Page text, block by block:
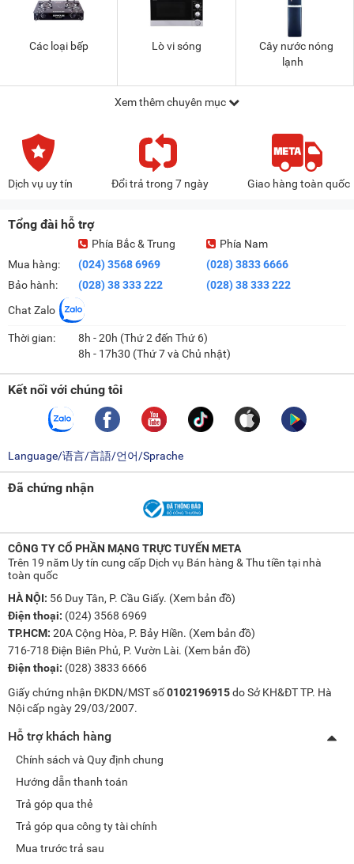
Các loại bếp Lò vi sóng
Cây nước nóng
lạnh
Xem thêm chuyên mục
Dịch vụ uy tín Đổi trả trong 7 ngày Giao hàng toàn quốc
Tổng đài hỗ trợ
Mua hàng:
Bảo hành:
Phía Bắc & Trung
(024) 3568 6969
(028) 38 333 222
Phía Nam
(028) 3833 6666
(028) 38 333 222
Chat Zalo
Thời gian:
8h - 20h (Thứ 2 đến Thứ 6)
8h - 17h30 (Thứ 7 và Chủ nhật)
Kết nối với chúng tôi
Language/语言/言語/언어/Sprache
Đã chứng nhận
CÔNG TY CỔ PHẦN MẠNG TRỰC TUYẾN META
Trên 19 năm Uy tín cung cấp Dịch vụ Bán hàng & Thu tiền tại nhà
toàn quốc
HÀ NỘI: 56 Duy Tân, P. Cầu Giấy. (Xem bản đồ)
Điện thoại: (024) 3568 6969
TP.HCM: 20A Cộng Hòa, P. Bảy Hiền. (Xem bản đồ)
716-718 Điện Biên Phủ, P. Vườn Lài. (Xem bản đồ)
Điện thoại: (028) 3833 6666
Giấy chứng nhận ĐKDN/MST số0102196915do Sở KH&ĐT TP. Hà
Nội cấp ngày 29/03/2007.
Hỗ trợ khách hàng
Chính sách và Quy định chung
Hướng dẫn thanh toán
Trả góp qua thẻ
Trả góp qua công ty tài chính
Mua trước trả sau